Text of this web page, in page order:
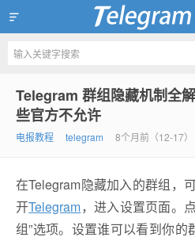
Telegram官方下载资讯网
Telegram 群组隐藏机制全
些官方不允许
电报教程 telegram 8个月前（12-17）
在Telegram隐藏加入的群组，
开Telegram，进入设置页面。
组”选项。设置谁可以看到你的